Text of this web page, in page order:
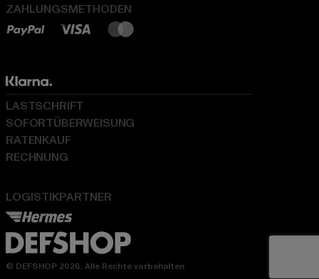
ZAHLUNGSMETHODEN
LOGISTIKPARTNER
LASTSCHRIFT
SOFORTÜBERWEISUNG
RATENKAUF
RECHNUNG
© DEFSHOP 2026. Alle Rechte vorbehalten